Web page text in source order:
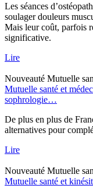
Les séances
soulager douleurs
Mais leur coût, parfois
significative.
Lire
Nouveauté Mutuelle
Mutuelle santé et
sophrologie…
De plus en plus de
alternatives pour
Lire
Nouveauté Mutuelle
Mutuelle santé et